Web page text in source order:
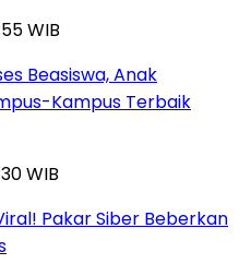
WIB
Beasiswa, Anak
Kampus Terbaik
WIB
Pakar Siber Beberkan